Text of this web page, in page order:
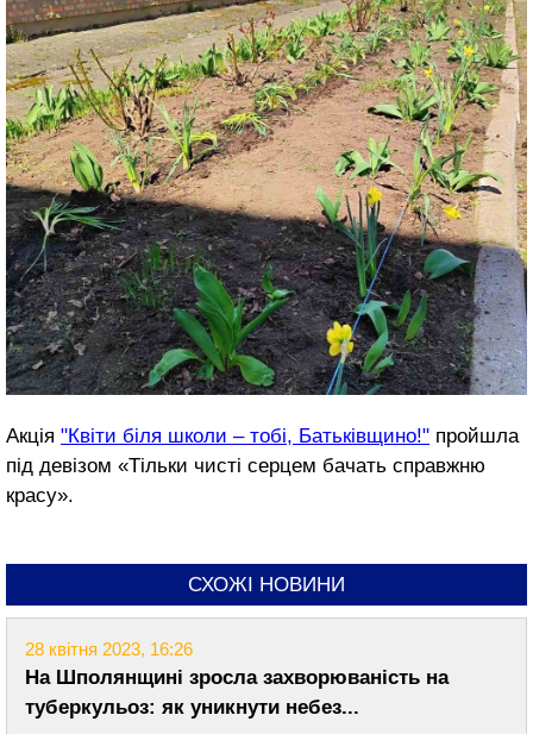
Акція "Квіти біля школи – тобі, Батьківщино!" пройшла
під девізом «Тільки чисті серцем бачать справжню
красу».
СХОЖІ НОВИНИ
28 квітня 2023, 16:26
На Шполянщині зросла захворюваність на
туберкульоз: як уникнути небез...